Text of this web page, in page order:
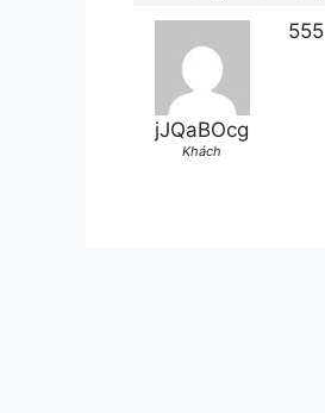
jJQaBOcg
Khách
555